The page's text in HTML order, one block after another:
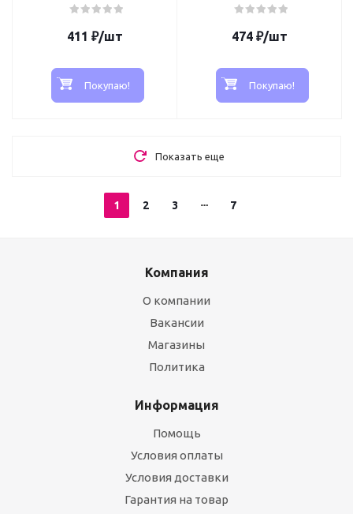
собак
411 ₽/шт
Покупаю!
собак
474 ₽/шт
Покупаю!
Показать еще
1 2 3 7
Компания
О компании
Вакансии
Магазины
Политика
Информация
Помощь
Условия оплаты
Условия доставки
Гарантия на товар